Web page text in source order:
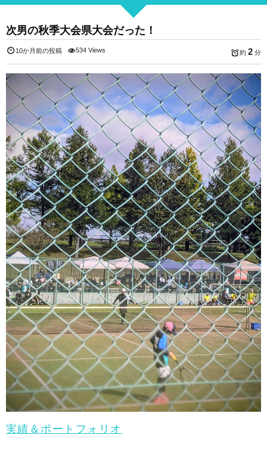
次男の秋季大会県大会だった！
10か月前の投稿 534 Views 約 2 分
実績＆ポートフォリオ